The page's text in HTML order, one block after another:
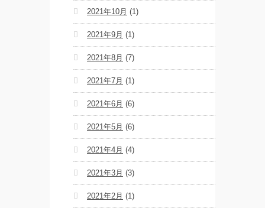
2021年10月 (1)
2021年9月 (1)
2021年8月 (7)
2021年7月 (1)
2021年6月 (6)
2021年5月 (6)
2021年4月 (4)
2021年3月 (3)
2021年2月 (1)